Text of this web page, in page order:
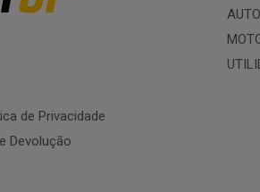
de Privacidade
Devolução